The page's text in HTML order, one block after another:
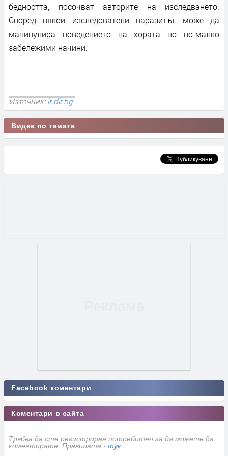
бедността, посочват авторите на изследването.
Според някои изследователи паразитът може да
манипулира поведението на хората по по-малко
забележими начини.
Източник:it.dir.bg
Видеа по темата
Facebook коментари
Коментари в сайта
Трябва да сте регистриран потребител за да можете да
коментирате. Правилата - тук